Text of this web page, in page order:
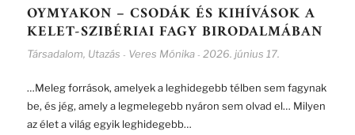
OYMYAKON – CSODÁK ÉS KIHÍVÁSOK A
KELET-SZIBÉRIAI FAGY BIRODALMÁBAN
Társadalom, Utazás - Veres Mónika - 2026. június 17.
…Meleg források, amelyek a leghidegebb télben sem fagynak
be, és jég, amely a legmelegebb nyáron sem olvad el… Milyen
az élet a világ egyik leghidegebb…